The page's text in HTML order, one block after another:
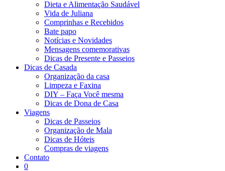
Dieta e Alimentação Saudável
Vida de Juliana
Comprinhas e Recebidos
Bate papo
Notícias e Novidades
Mensagens comemorativas
Dicas de Presente e Passeios
Dicas de Casada
Organização da casa
Limpeza e Faxina
DIY – Faça Você mesma
Dicas de Dona de Casa
Viagens
Dicas de Passeios
Organização de Mala
Dicas de Hóteis
Compras de viagens
Contato
0